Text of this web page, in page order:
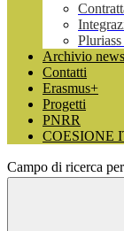
Archivio news
Contatti
Erasmus+
Progetti
PNRR
COESIONE
Campo di ricerca